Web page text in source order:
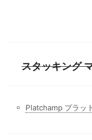
スタッキング
Platchamp プラッ